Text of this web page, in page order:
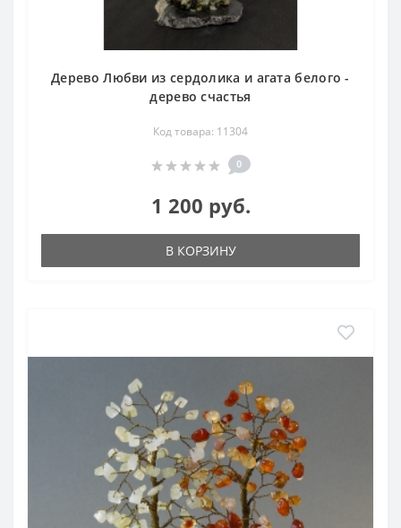
Дерево Любви из сердолика и агата белого -
дерево счастья
Код товара: 11304
0
1 200 руб.
В КОРЗИНУ